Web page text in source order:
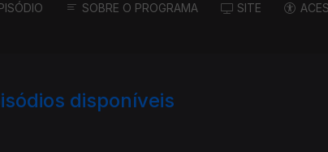
SOBRE O PROGRAMA SITE
disponíveis